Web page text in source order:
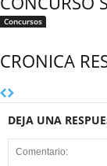
Concursos
CRONICA
DEJA UNA